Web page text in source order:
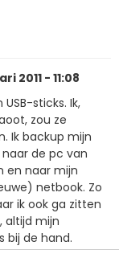
2011 - 11:08
USB-sticks. Ik,
zou ze
Ik backup mijn
de pc van
en naar mijn
netbook. Zo
ik ook ga zitten
altijd mijn
bij de hand.